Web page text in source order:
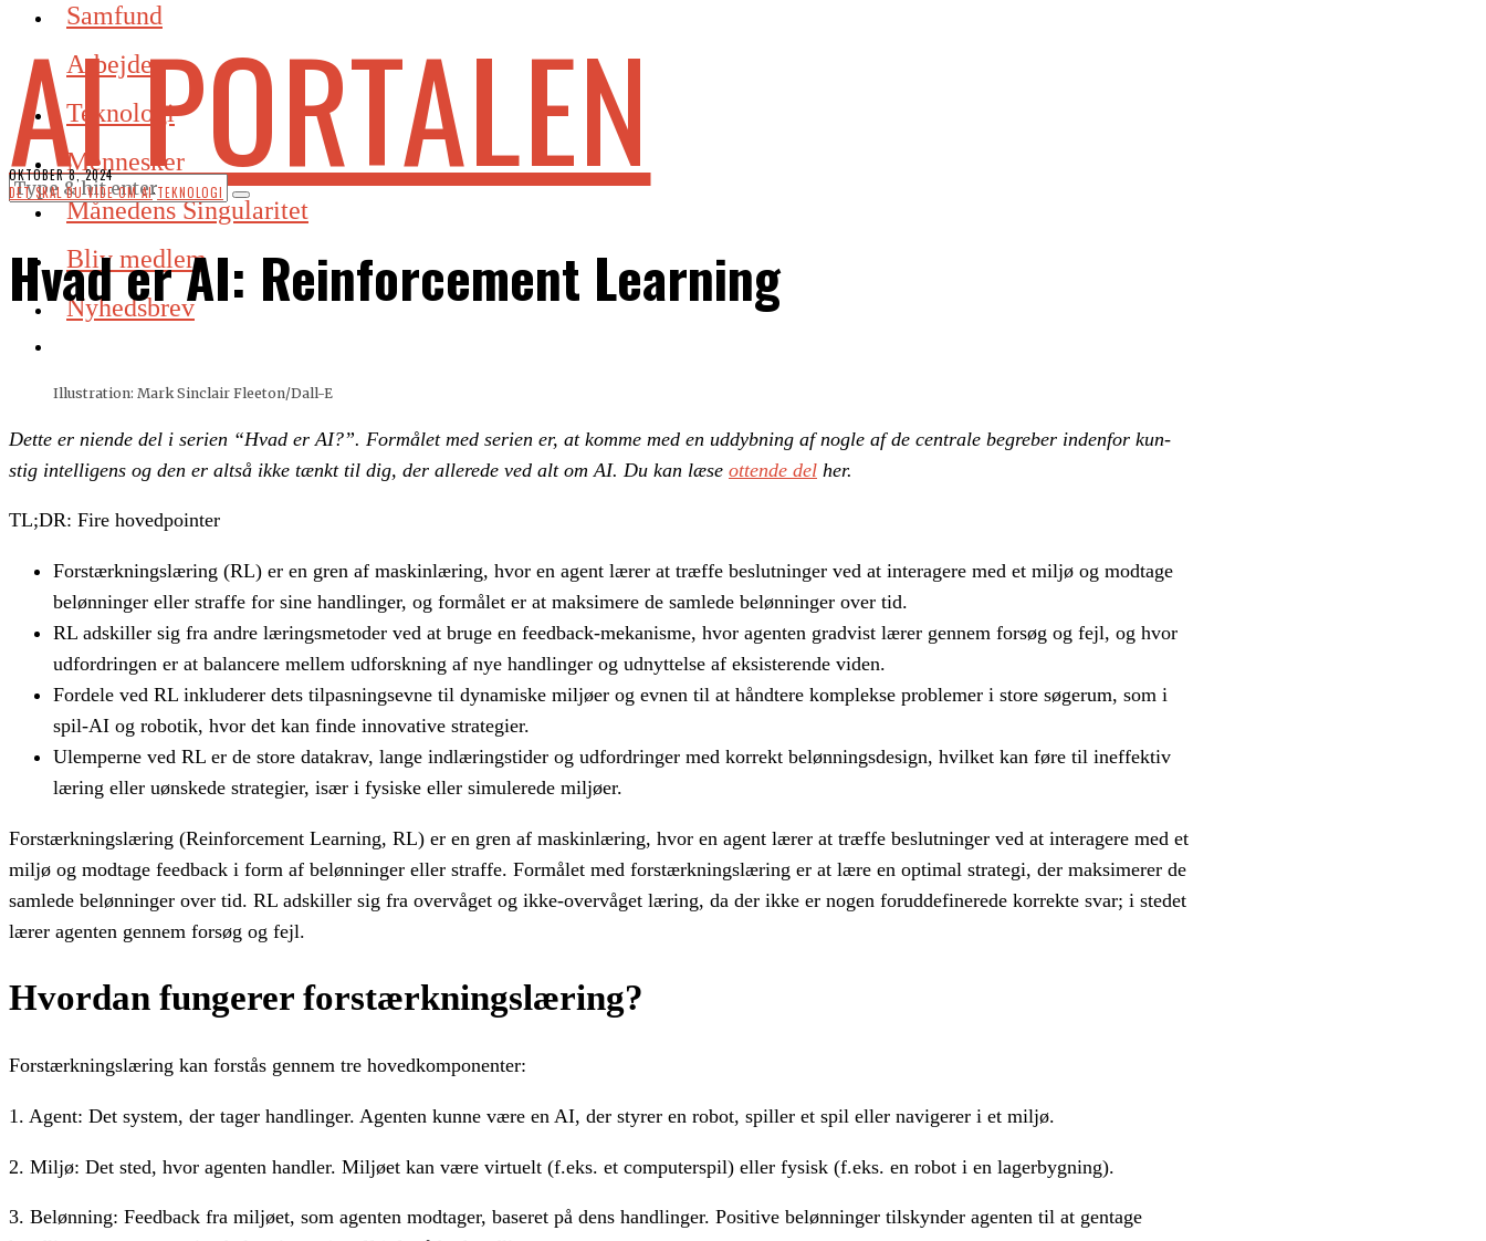
Samfund
Arbejde
Teknologi
Mennesker
Månedens Singularitet
Bliv medlem
Nyhedsbrev
AI PORTALEN
OKTOBER 8, 2024
DET SKAL DU VIDE OM AI·TEKNOLOGI
Hvad er AI: Reinforcement Learning
Illustration: Mark Sinclair Fleeton/Dall-E
Det­te er niende del i se­ri­en “Hvad er AI?”. For­må­let med se­ri­en er, at kom­me med en ud­dyb­ning af nog­le af de cen­tra­le be­gre­ber in­den­for kun­
stig in­tel­li­gens og den er alt­så ikke tænkt til dig, der al­le­re­de ved alt om AI. Du kan læse ottende del her.
TL;DR: Fire hovedpointer
Forstærkningslæring (RL) er en gren af maskinlæring, hvor en agent lærer at træffe beslutninger ved at interagere med et miljø og modtage
belønninger eller straffe for sine handlinger, og formålet er at maksimere de samlede belønninger over tid.
RL adskiller sig fra andre læringsmetoder ved at bruge en feedback-mekanisme, hvor agenten gradvist lærer gennem forsøg og fejl, og hvor
udfordringen er at balancere mellem udforskning af nye handlinger og udnyttelse af eksisterende viden.
Fordele ved RL inkluderer dets tilpasningsevne til dynamiske miljøer og evnen til at håndtere komplekse problemer i store søgerum, som i
spil-AI og robotik, hvor det kan finde innovative strategier.
Ulemperne ved RL er de store datakrav, lange indlæringstider og udfordringer med korrekt belønningsdesign, hvilket kan føre til ineffektiv
læring eller uønskede strategier, især i fysiske eller simulerede miljøer.
Forstærkningslæring (Reinforcement Learning, RL) er en gren af maskinlæring, hvor en agent lærer at træffe beslutninger ved at interagere med et
miljø og modtage feedback i form af belønninger eller straffe. Formålet med forstærkningslæring er at lære en optimal strategi, der maksimerer de
samlede belønninger over tid. RL adskiller sig fra overvåget og ikke-overvåget læring, da der ikke er nogen foruddefinerede korrekte svar; i stedet
lærer agenten gennem forsøg og fejl.
Hvordan fungerer forstærkningslæring?
Forstærkningslæring kan forstås gennem tre hovedkomponenter:
1. Agent: Det system, der tager handlinger. Agenten kunne være en AI, der styrer en robot, spiller et spil eller navigerer i et miljø.
2. Miljø: Det sted, hvor agenten handler. Miljøet kan være virtuelt (f.eks. et computerspil) eller fysisk (f.eks. en robot i en lagerbygning).
3. Belønning: Feedback fra miljøet, som agenten modtager, baseret på dens handlinger. Positive belønninger tilskynder agenten til at gentage